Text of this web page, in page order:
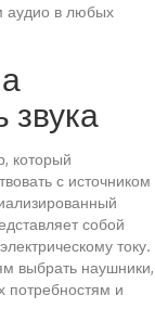
аудио в любых
звука
который
с источником
собой
току.
выбрать наушники,
потребностям и